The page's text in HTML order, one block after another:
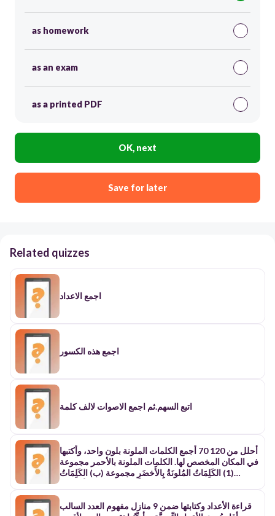
as homework
as an exam
as a printed PDF
OK, next
Save for later
Related quizzes
اجمع الاعداد
اجمع هذه الكسور
​اتبع السهم.ثم اجمع الاصوات لالف كلمة
أحلل من 120 70 أجمع الكلمات الملونة بلون واحد، وأكتبها
في المكان المخصص لها. الكلمات الملونة بالأحمر مجموعة
(1) الكَلِمَاتُ المُلونَةُ بِالأَخضَرِ مجموعة (ب) الكَلِمَاتُ
المقيمين المسافات البحار الوظيفة النحوية أتأمل الكلمات
قراءة الأعداد وكتابتها ضمن 9 منازل مفهوم العدد السالب